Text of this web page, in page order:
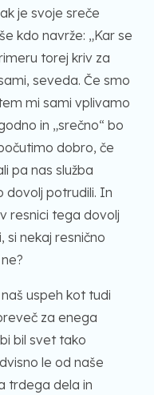
je svoje sreče
kdo navrže: „Kar se
torej kriv za
seveda. Če smo
mi sami vplivamo
in „srečno“ bo
dobro, če
pa nas služba
dovolj potrudili. In
resnici tega dovolj
si nekaj resnično
uspeh kot tudi
za enega
bil svet tako
le od naše
trdega dela in